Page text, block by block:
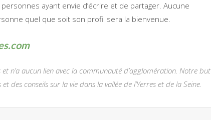
ayant envie d’écrire et de partager. Aucune
quel que soit son profil sera la bienvenue.
n’a aucun lien avec la communauté d’agglomération. Notre but
conseils sur la vie dans la vallée de l’Yerres et de la Seine.